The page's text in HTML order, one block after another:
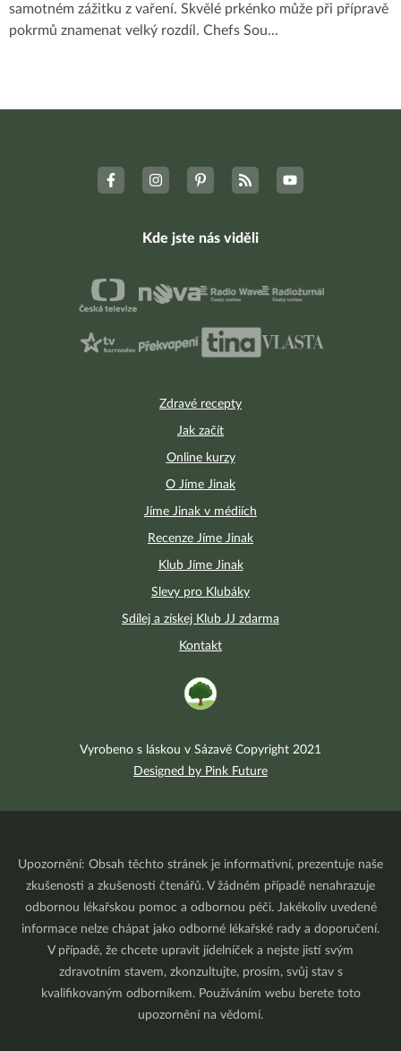
samotném zážitku z vaření. Skvělé prkénko může při přípravě
pokrmů znamenat velký rozdíl. Chefs Sou...
Zdravé recepty
Jak začít
Online kurzy
O Jíme Jinak
Jíme Jinak v médiích
Recenze Jíme Jinak
Klub Jíme Jinak
Slevy pro Klubáky
Sdílej a získej Klub JJ zdarma
Kontakt
Kde jste nás viděli
Vyrobeno s láskou v Sázavě Copyright 2021
Designed by Pink Future
Upozornění: Obsah těchto stránek je informativní, prezentuje naše
zkušenosti a zkušenosti čtenářů. V žádném případě nenahrazuje
odbornou lékařskou pomoc a odbornou péči. Jakékoliv uvedené
informace nelze chápat jako odborné lékařské rady a doporučení.
V případě, že chcete upravit jídelníček a nejste jistí svým
zdravotním stavem, zkonzultujte, prosím, svůj stav s
kvalifikovaným odborníkem. Používáním webu berete toto
upozornění na vědomí.